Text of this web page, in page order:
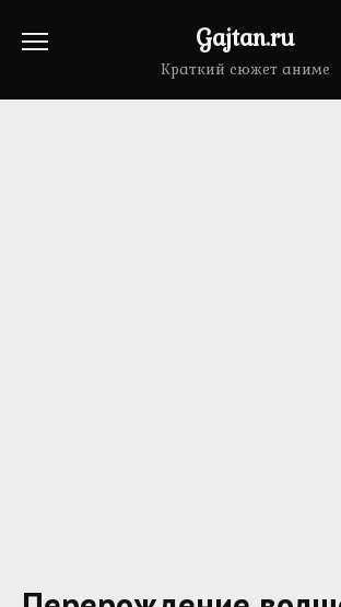
Gajtan.ru
Краткий сюжет аниме